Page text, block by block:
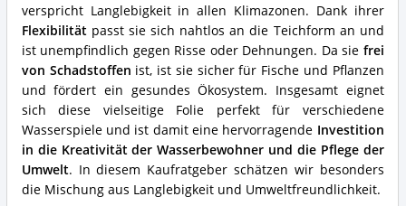
verspricht Langlebigkeit in allen Klimazonen. Dank ihrer
Flexibilitätpasst sie sich nahtlos an die Teichform an und
ist unempfindlich gegen Risse oder Dehnungen. Da sie frei
von Schadstoffen ist, ist sie sicher für Fische und Pflanzen
und fördert ein gesundes Ökosystem. Insgesamt eignet
sich diese vielseitige Folie perfekt für verschiedene
Wasserspiele und ist damit eine hervorragende Investition
in die Kreativität der Wasserbewohner und die Pflege der
Umwelt. In diesem Kaufratgeber schätzen wir besonders
die Mischung aus Langlebigkeit und Umweltfreundlichkeit.
diese
Teichfolie?